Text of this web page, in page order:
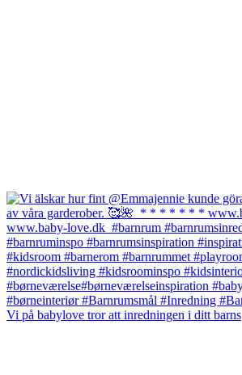
Vi på babylove tror att inredningen i ditt barns